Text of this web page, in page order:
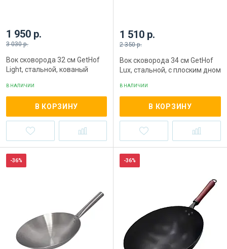
1 950 р.
3 030 р.
Вок сковорода 32 см GetHof
Light, стальной, кованый
В НАЛИЧИИ
В КОРЗИНУ
1 510 р.
2 350 р.
Вок сковорода 34 см GetHof
Lux, стальной, с плоским дном
В НАЛИЧИИ
В КОРЗИНУ
-36% -36%